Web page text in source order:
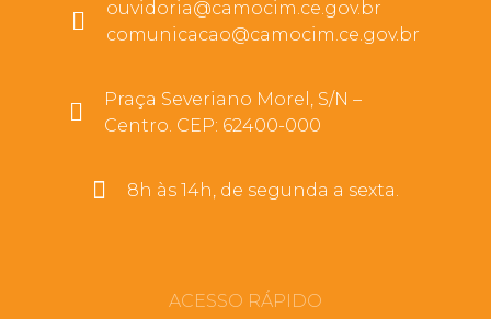
ouvidoria@camocim.ce.gov.br
comunicacao@camocim.ce.gov.br
Praça Severiano Morel, S/N –
Centro. CEP: 62400-000
8h às 14h, de segunda a sexta.
ACESSO RÁPIDO